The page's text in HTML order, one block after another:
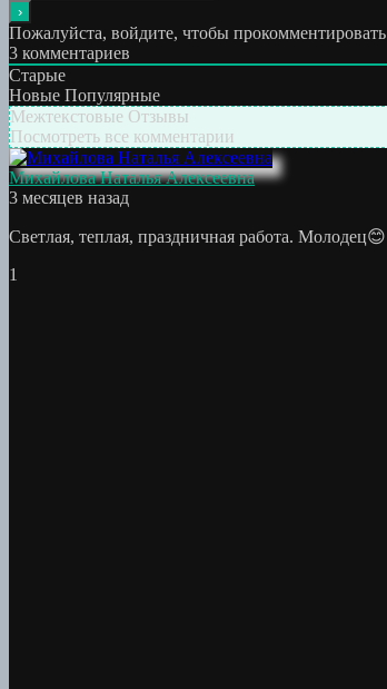
Пожалуйста, войдите, чтобы прокомментировать
3 комментариев
Старые
Новые Популярные
Межтекстовые Отзывы
Посмотреть все комментарии
Михайлова Наталья Алексеевна
3 месяцев назад
Светлая, теплая, праздничная работа. Молодец😊
1